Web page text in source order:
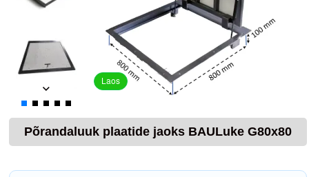
Laos
Põrandaluuk plaatide jaoks BAULuke G80x80